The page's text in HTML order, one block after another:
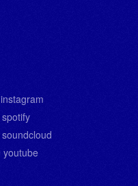
instagram
spotify
soundcloud
youtube